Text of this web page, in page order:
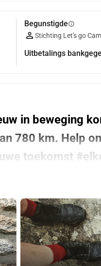
Begunstigdeinfo
Stichting Let's go
Uitbetalings
in beweging
780 km. Help
toekomst
begeleiden
en groepsdynamiek